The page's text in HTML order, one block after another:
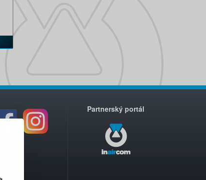
Partnerský portál